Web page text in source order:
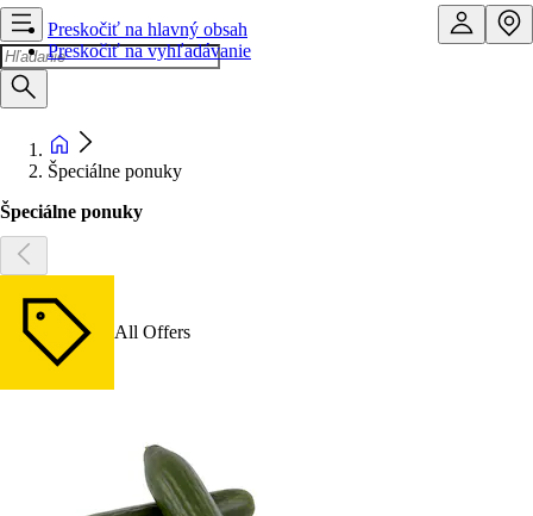
Preskočiť na hlavný obsah
Preskočiť na vyhľadávanie
Špeciálne ponuky
Špeciálne ponuky
All Offers